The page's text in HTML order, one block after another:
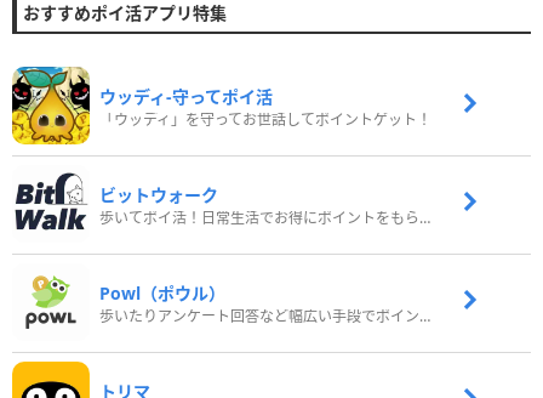
おすすめポイ活アプリ特集
ウッディ‐守ってポイ活
「ウッディ」を守ってお世話してポイントゲット！
ビットウォーク
歩いてポイ活！日常生活でお得にポイントをもらおう
Powl（ポウル）
歩いたりアンケート回答など幅広い手段でポイントをゲット
トリマ